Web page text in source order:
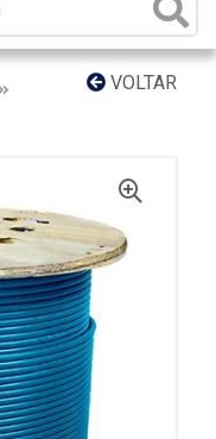
VOLTAR